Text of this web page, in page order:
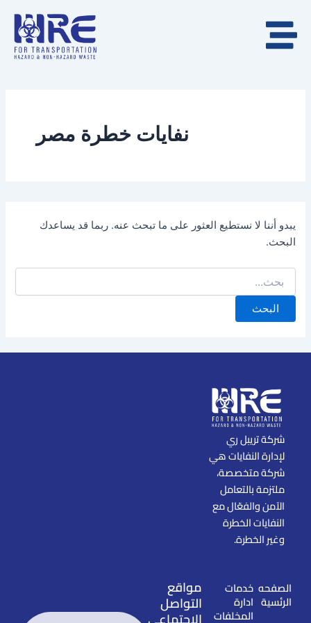
المحتوى
نفايات خطرة مصر
يبدو أننا لا نستطيع العثور على ما تبحث عنه. ربما قد يساعدك
البحث.
عن:
شركة تريبل ري
لإدارة النفايات هي
شركة متخصصة،
ملتزمة بالتعامل
الآمن والفعّال مع
النفايات الخطرة
وغير الخطرة.
مواقع
التواصل
خدمات
ادارة
المخلفات
الصفحه
الرئسية